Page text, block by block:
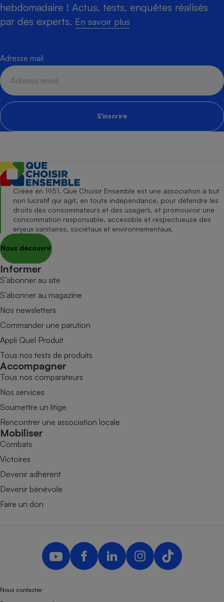
hebdomadaire ! Actus, tests, enquêtes réalisés
par des experts. En savoir plus
Adresse mail
S'inscrire
Créée en 1951, Que Choisir Ensemble est une association à but
non lucratif qui agit, en toute indépendance, pour défendre les
droits des consommateurs et des usagers, et promouvoir une
consommation responsable, accessible et respectueuse des
enjeux sanitaires, sociétaux et environnementaux.
Nous découvrir
Informer
S’abonner au site
S’abonner au magazine
Nos newsletters
Commander une parution
Appli Quel Produit
Tous nos tests de produits
Accompagner
Tous nos comparateurs
Nos services
Soumettre un litige
Rencontrer une association locale
Mobiliser
Combats
Victoires
Devenir adhérent
Devenir bénévole
Faire un don
Nous contacter